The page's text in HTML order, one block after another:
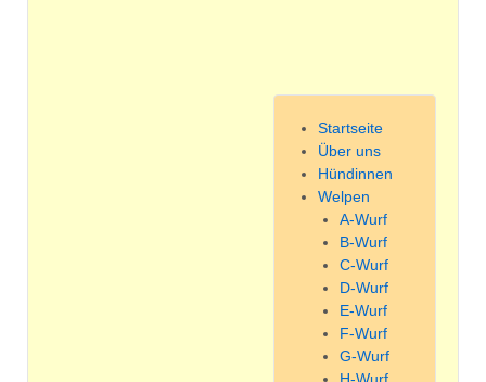
Startseite
Über uns
Hündinnen
Welpen
A-Wurf
B-Wurf
C-Wurf
D-Wurf
E-Wurf
F-Wurf
G-Wurf
H-Wurf